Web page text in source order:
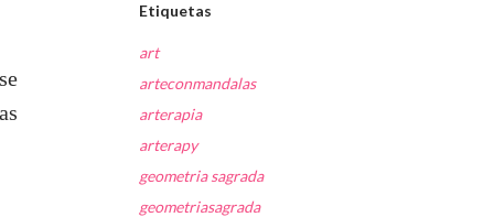
Etiquetas
art
arteconmandalas
arterapia
arterapy
geometria sagrada
geometriasagrada